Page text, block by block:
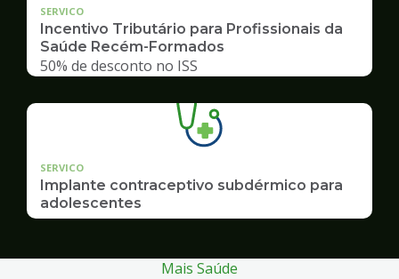
SERVICO
Incentivo Tributário para Profissionais da
Saúde Recém-Formados
50% de desconto no ISS
SERVICO
Implante contraceptivo subdérmico para
adolescentes
Mais Saúde